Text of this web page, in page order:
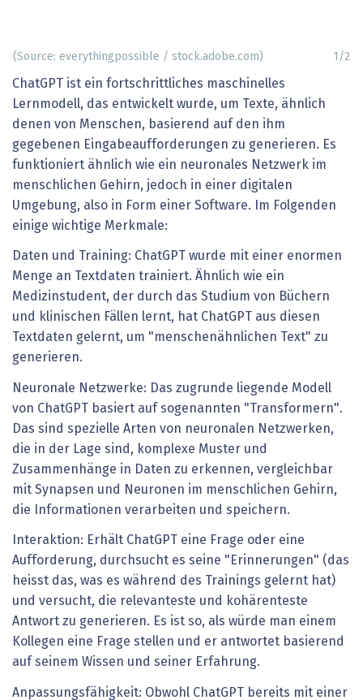
1 /2
(Source: everythingpossible / stock.adobe.com)
ChatGPT ist ein fortschrittliches maschinelles
Lernmodell, das entwickelt wurde, um Texte, ähnlich
denen von Menschen, basierend auf den ihm
gegebenen Eingabeaufforderungen zu generieren. Es
funktioniert ähnlich wie ein neuronales Netzwerk im
menschlichen Gehirn, jedoch in einer digitalen
Umgebung, also in Form einer Software. Im Folgenden
einige wichtige Merkmale:
Daten und Training: ChatGPT wurde mit einer enormen
Menge an Textdaten trainiert. Ähnlich wie ein
Medizinstudent, der durch das Studium von Büchern
und klinischen Fällen lernt, hat ChatGPT aus diesen
Textdaten gelernt, um "menschenähnlichen Text" zu
generieren.
Neuronale Netzwerke: Das zugrunde liegende Modell
von ChatGPT basiert auf sogenannten "Transformern".
Das sind spezielle Arten von neuronalen Netzwerken,
die in der Lage sind, komplexe Muster und
Zusammenhänge in Daten zu erkennen, vergleichbar
mit Synapsen und Neuronen im menschlichen Gehirn,
die Informationen verarbeiten und speichern.
Interaktion: Erhält ChatGPT eine Frage oder eine
Aufforderung, durchsucht es seine "Erinnerungen" (das
heisst das, was es während des Trainings gelernt hat)
und versucht, die relevanteste und kohärenteste
Antwort zu generieren. Es ist so, als würde man einem
Kollegen eine Frage stellen und er antwortet basierend
auf seinem Wissen und seiner Erfahrung.
Anpassungsfähigkeit: Obwohl ChatGPT bereits mit einer